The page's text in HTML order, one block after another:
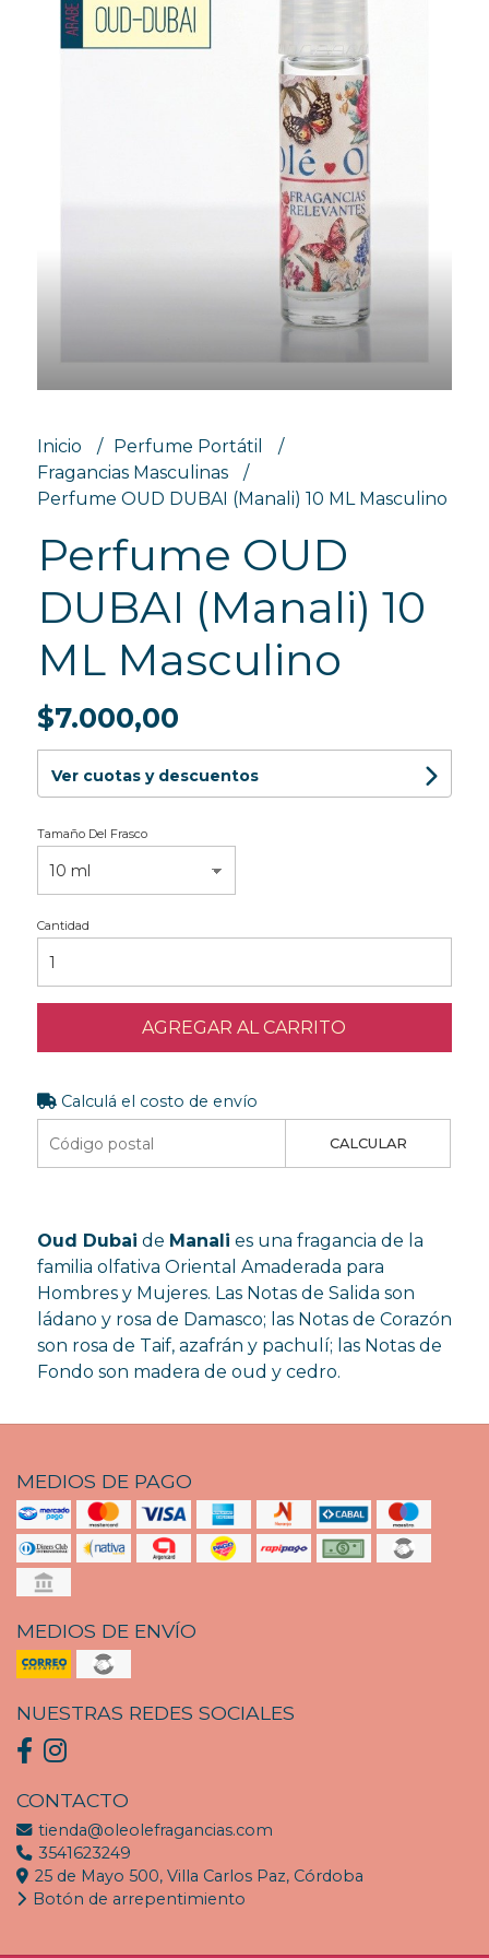
Inicio
Perfume Portátil
Fragancias Masculinas
Perfume OUD DUBAI (Manali) 10 ML Masculino
Perfume OUD
DUBAI (Manali) 10
ML Masculino
$7.000,00
Ver cuotas y descuentos
Tamaño Del Frasco
Cantidad
AGREGAR AL CARRITO
Calculá el costo de envío
CALCULAR
Oud Dubai de Manali es una fragancia de la
familia olfativa Oriental Amaderada para
Hombres y Mujeres. Las Notas de Salida son
ládano y rosa de Damasco; las Notas de Corazón
son rosa de Taif, azafrán y pachulí; las Notas de
Fondo son madera de oud y cedro.
MEDIOS DE PAGO
MEDIOS DE ENVÍO
NUESTRAS REDES SOCIALES
CONTACTO
tienda@oleolefragancias.com
3541623249
25 de Mayo 500, Villa Carlos Paz, Córdoba
Botón de arrepentimiento